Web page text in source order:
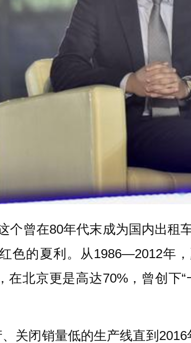
个曾在80年代末成为国内出租
色的夏利。从1986—2012年
北京更是高达70%，曾创下“
关闭销量低的生产线直到